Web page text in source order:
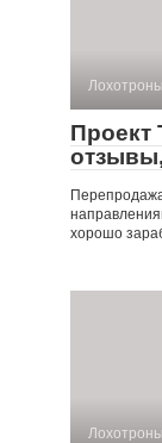
Лохотроны
Проект
хорошо
Лохотроны